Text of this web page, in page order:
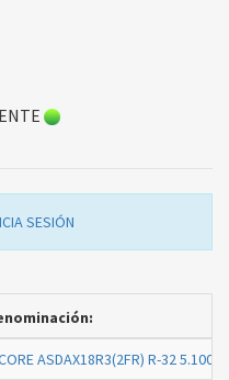
SESIÓN
ASDAX18R3(2FR) R-32 5.100W